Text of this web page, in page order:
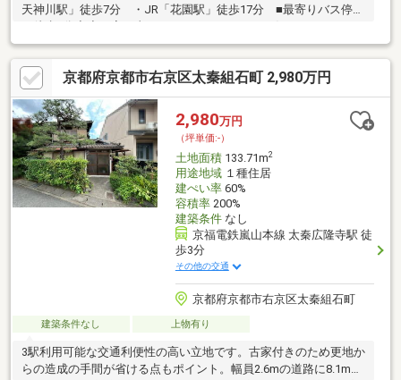
天神川駅」徒歩7分 ・JR「花園駅」徒歩17分 ■最寄りバス停ま
◇◆京都を中心とした地域密着型の不動産業者です。新築・中
古・土地・マンション・リフォーム・建築・住み替えの相談な
ど、お気軽にご相談下さい！！お家のことでお困りのことがあれ
ば、ぜひアフターホームへ
京都府京都市右京区太秦組石町 2,980万円
2,980万円
（坪単価:-）
土地面積133.71m2
用途地域１種住居
建ぺい率60%
容積率200%
建築条件なし
京福電鉄嵐山本線 太秦広隆寺駅 徒
歩3分
その他の交通
京都府京都市右京区太秦組石町
建築条件なし 上物有り
3駅利用可能な交通利便性の高い立地です。古家付きのため更地か
らの造成の手間が省ける点もポイント。幅員2.6mの道路に8.1m接